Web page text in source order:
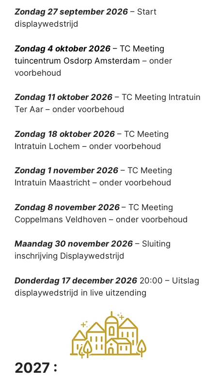
Zondag 27 september 2026 – Start
displaywedstrijd
Zondag 4 oktober 2026 – TC Meeting
tuincentrum Osdorp Amsterdam – onder
voorbehoud
Zondag 11 oktober 2026 – TC Meeting Intratuin
Ter Aar – onder voorbehoud
Zondag 18 oktober 2026 – TC Meeting
Intratuin Lochem – onder voorbehoud
Zondag 1 november 2026 – TC Meeting
Intratuin Maastricht – onder voorbehoud
Zondag 8 november 2026 – TC Meeting
Coppelmans Veldhoven – onder voorbehoud
Maandag 30 november 2026 – Sluiting
inschrijving Displaywedstrijd
Donderdag 17 december 2026 20:00 – Uitslag
displaywedstrijd in live uitzending
2027 :